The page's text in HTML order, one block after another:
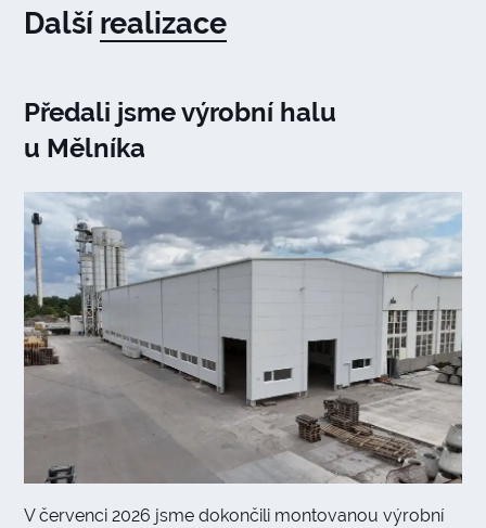
Další realizace
Předali jsme výrobní halu
u Mělníka
V červenci 2026 jsme dokončili montovanou výrobní